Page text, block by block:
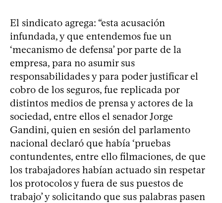
El sindicato agrega: “esta acusación
infundada, y que entendemos fue un
‘mecanismo de defensa’ por parte de la
empresa, para no asumir sus
responsabilidades y para poder justificar el
cobro de los seguros, fue replicada por
distintos medios de prensa y actores de la
sociedad, entre ellos el senador Jorge
Gandini, quien en sesión del parlamento
nacional declaró que había ‘pruebas
contundentes, entre ello filmaciones, de que
los trabajadores habían actuado sin respetar
los protocolos y fuera de sus puestos de
trabajo’ y solicitando que sus palabras pasen